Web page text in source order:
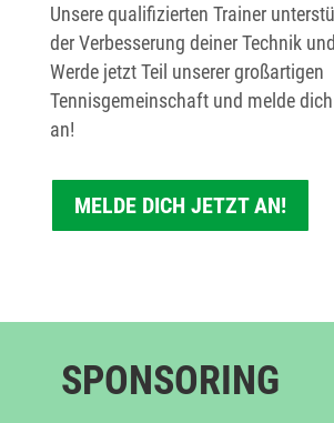
Unsere qualifizierten Trainer
der Verbesserung deiner Technik
Werde jetzt Teil unserer großartigen
Tennisgemeinschaft und melde
an!
MELDE DICH JETZT AN!
SPONSORING